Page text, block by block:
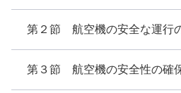
第２節 航空機の安全な運行
第３節 航空機の安全性の確